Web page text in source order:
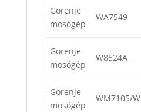
Gorenje
mosógép
WA7549
Gorenje
mosógép
W8524A
Gorenje
mosógép
WM7105/W